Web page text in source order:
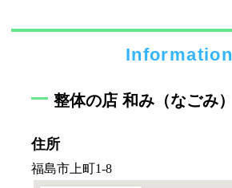
Information
整体の店 和み（なごみ）
住所